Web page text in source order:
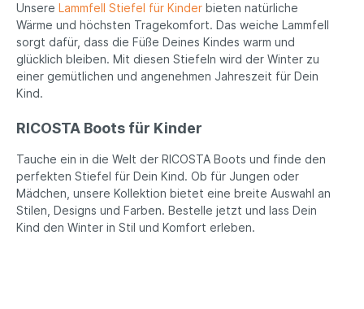
Unsere Lammfell Stiefel für Kinder bieten natürliche
Wärme und höchsten Tragekomfort. Das weiche Lammfell
sorgt dafür, dass die Füße Deines Kindes warm und
glücklich bleiben. Mit diesen Stiefeln wird der Winter zu
einer gemütlichen und angenehmen Jahreszeit für Dein
Kind.
RICOSTA Boots für Kinder
Tauche ein in die Welt der RICOSTA Boots und finde den
perfekten Stiefel für Dein Kind. Ob für Jungen oder
Mädchen, unsere Kollektion bietet eine breite Auswahl an
Stilen, Designs und Farben. Bestelle jetzt und lass Dein
Kind den Winter in Stil und Komfort erleben.